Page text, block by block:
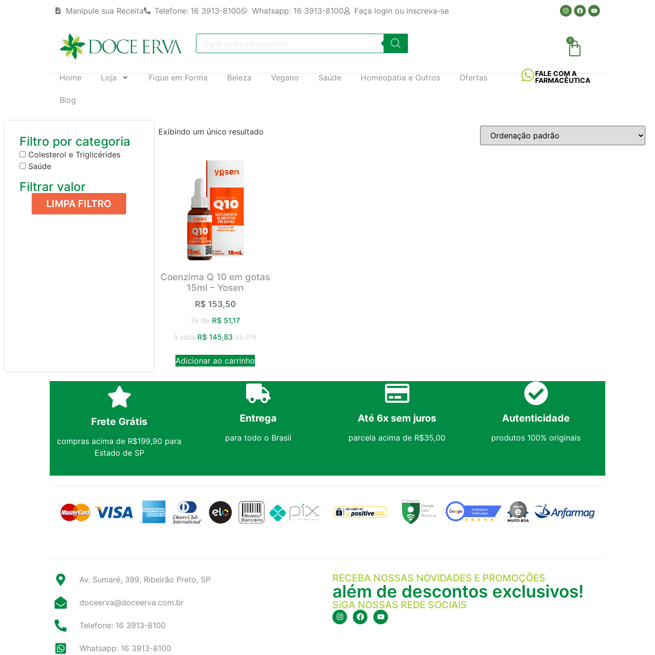
Manipule sua Receita Telefone: 16 3913-8100 Whatsapp: 16 3913-8100 Faça login ou inscreva-se
0
Home Loja Fique em Forma Beleza Vegano Saúde Homeopatia e Outros Ofertas
Blog
FALE COM A
FARMACÊUTICA
Filtro por categoria
Colesterol e Triglicérides
Saúde
Filtrar valor
LIMPA FILTRO
Exibindo um único resultado
Coenzima Q 10 em gotas
15ml – Yosen
R$ 153,50
3x de R$ 51,17
à vista R$ 145,83 no PIX
Adicionar ao carrinho
Frete Grátis
compras acima de R$199,90 para
Estado de SP
Entrega
para todo o Brasil
Até 6x sem juros
parcela acima de R$35,00
Autenticidade
produtos 100% originais
Av. Sumaré, 399, Ribeirão Preto, SP
doceerva@doceerva.com.br
Telefone: 16 3913-8100
Whatsapp: 16 3913-8100
RECEBA NOSSAS NOVIDADES E PROMOÇÕES
além de descontos exclusivos!
SiGA NOSSAS REDE SOCIAIS